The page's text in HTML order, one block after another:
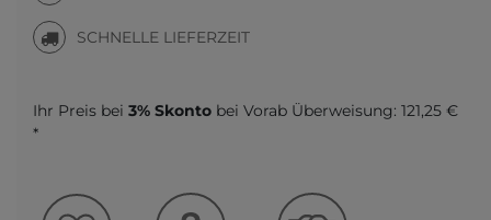
SCHNELLE LIEFERZEIT
Ihr Preis bei 3% Skonto bei Vorab Überweisung: 121,25 €
*